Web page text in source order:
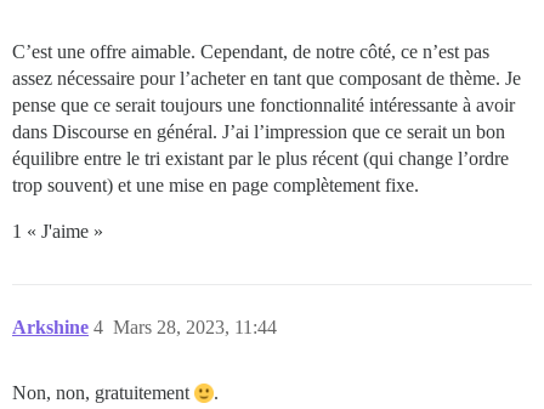
C’est une offre aimable. Cependant, de notre côté, ce n’est pas
assez nécessaire pour l’acheter en tant que composant de thème. Je
pense que ce serait toujours une fonctionnalité intéressante à avoir
dans Discourse en général. J’ai l’impression que ce serait un bon
équilibre entre le tri existant par le plus récent (qui change l’ordre
trop souvent) et une mise en page complètement fixe.
1 « J'aime »
Arkshine Mars 28, 2023, 11:44
4
Non, non, gratuitement .